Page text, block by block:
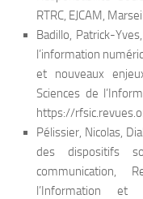
RTRC, EJCAM,
Badillo, Patrick-
l’information
et nouveaux
Sciences de
https://
Pélissier, Nicolas,
des dispositifs
communication,
l’Information